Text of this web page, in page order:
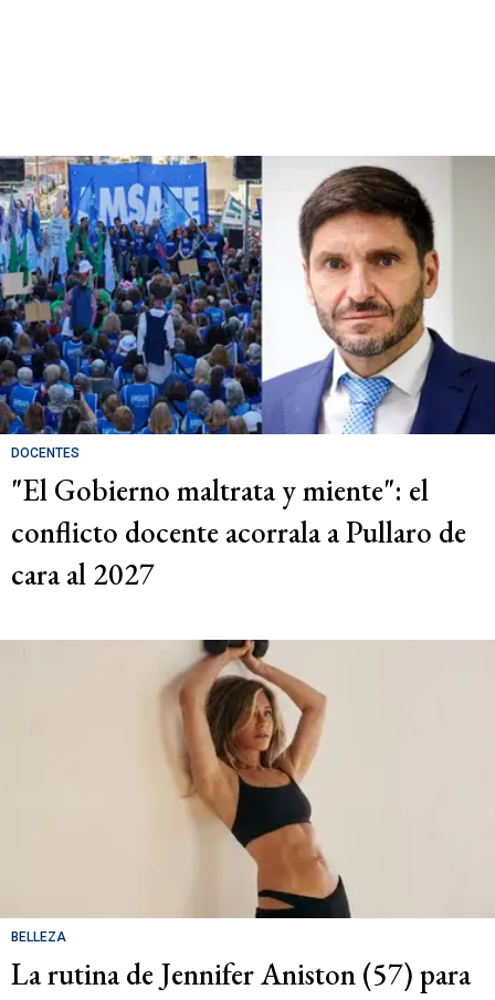
DOCENTES
"El Gobierno maltrata y miente": el
conflicto docente acorrala a Pullaro de
cara al 2027
BELLEZA
La rutina de Jennifer Aniston (57) para